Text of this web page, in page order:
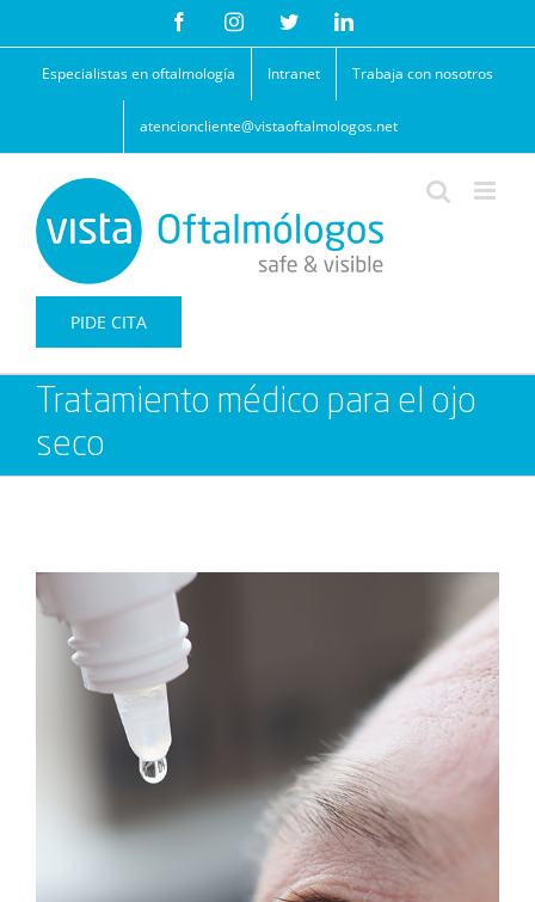
contenido
FacebookInstagramTwitterLinkedIn
Especialistas en oftalmología Intranet Trabaja con nosotros
atencioncliente@vistaoftalmologos.net
PIDE CITA
Tratamiento médico para el ojo
seco